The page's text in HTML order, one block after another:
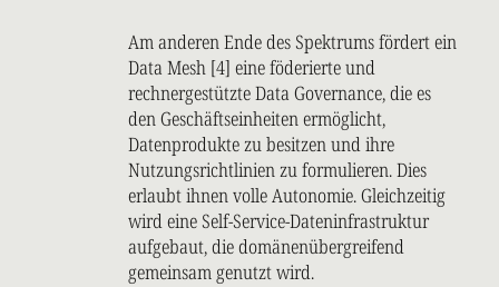
Am anderen Ende des Spektrums fördert ein
Data Mesh [4] eine föderierte und
rechnergestützte Data Governance, die es
den Geschäftseinheiten ermöglicht,
Datenprodukte zu besitzen und ihre
Nutzungsrichtlinien zu formulieren. Dies
erlaubt ihnen volle Autonomie. Gleichzeitig
wird eine Self-Service-Dateninfrastruktur
aufgebaut, die domänenübergreifend
gemeinsam genutzt wird.